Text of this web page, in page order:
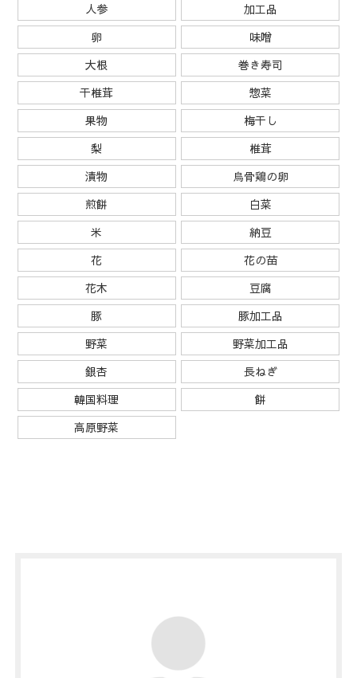
人参
加工品
卵
味噌
大根
巻き寿司
干椎茸
惣菜
果物
梅干し
梨
椎茸
漬物
烏骨鶏の卵
煎餅
白菜
米
納豆
花
花の苗
花木
豆腐
豚
豚加工品
野菜
野菜加工品
銀杏
長ねぎ
韓国料理
餅
高原野菜